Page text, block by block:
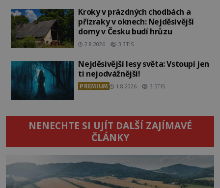
Kroky v prázdných chodbách a
přízraky v oknech: Nejděsivější
domy v Česku budí hrůzu
2.8.2026 3.3TIS
Nejděsivější lesy světa: Vstoupí jen
ti nejodvážnější!
PREMIUM 1.8.2026 3.5TIS
NENECHTE SI UJÍT DALŠÍ ZAJÍMAVÉ
ČLÁNKY